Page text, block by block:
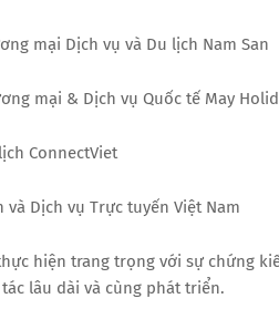
mại Dịch vụ và Du lịch Nam San
mại & Dịch vụ Quốc tế May
ConnectViet
và Dịch vụ Trực tuyến Việt Nam
hiện trang trọng với sự chứng
lâu dài và cùng phát triển.